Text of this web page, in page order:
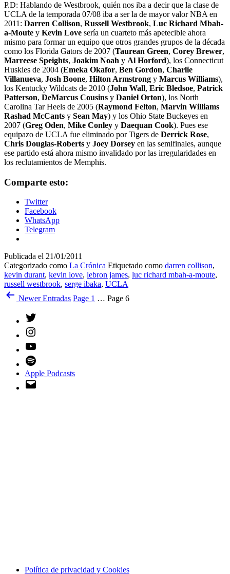
P.D: Hablando de Westbrook, quién nos iba a decir que la clase de
UCLA de la temporada 07/08 iba a ser la de mayor valor NBA en
2011: Darren Collison, Russell Westbrook, Luc Richard Mbah-
a-Moute y Kevin Love sería un cuarteto más apetecible ahora
mismo para formar un equipo que otros grandes grupos de la década
como los Florida Gators de 2007 (Taurean Green, Corey Brewer,
Marreese Speights, Joakim Noah y Al Horford), los Connecticut
Huskies de 2004 (Emeka Okafor, Ben Gordon, Charlie
Villanueva, Josh Boone, Hilton Armstrong y Marcus Williams),
los Kentucky Wildcats de 2010 (John Wall, Eric Bledsoe, Patrick
Patterson, DeMarcus Cousins y Daniel Orton), los North
Carolina Tar Heels de 2005 (Raymond Felton, Marvin Williams
Rashad McCants y Sean May) y los Ohio State Buckeyes en
2007 (Greg Oden, Mike Conley y Daequan Cook). Pues ese
equipazo de UCLA fue eliminado por Tigers de Derrick Rose,
Chris Douglas-Roberts y Joey Dorsey en las semifinales, aunque
ese partido está ahora mismo invalidado por las irregularidades en
los reclutamientos de Memphis.
Comparte esto:
Twitter
Facebook
WhatsApp
Telegram
Publicada el 21/01/2011
Categorizado como La Crónica Etiquetado como darren collison,
kevin durant, kevin love, lebron james, luc richard mbah-a-moute,
russell westbrook, serge ibaka, UCLA
Paginación
entradas
NewerEntradas Page 1 … Page 6
Apple Podcasts
Política de privacidad y Cookies